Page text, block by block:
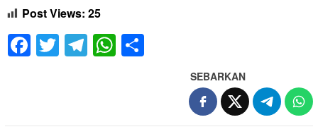
Post Views: 25
Facebook
Twitter
Telegram
WhatsApp
SEBARKAN